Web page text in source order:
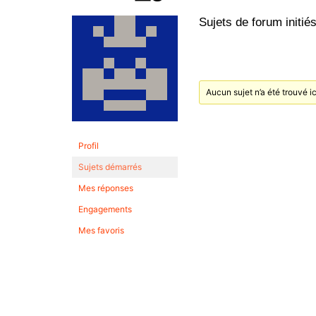
Profil
Sujets démarrés
Mes réponses
Engagements
Mes favoris
Sujets de forum initiés
Aucun sujet n’a été trouvé